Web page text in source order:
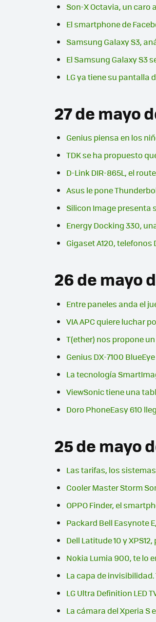
Son-X Octavia, un caro
El smartphone de
Samsung Galaxy S3,
El Samsung Galaxy S3
LG ya tiene su pantalla
27 de mayo
Genius piensa en los
TDK se ha propuesto
D-Link DIR-865L, el
Asus le pone
Silicon Image presenta
Energy Docking 330,
Gigaset A120,
26 de mayo
Entre paneles anda el
VIA APC quiere luchar
T(ether) nos propone
Genius DX-7100
La tecnología
ViewSonic tiene una
Doro PhoneEasy 610
25 de mayo
Las tarifas, los
Cooler Master Storm
OPPO Finder, el
Packard Bell Easynote
Dell Latitude 10 y
Nokia Lumia 900, te lo
La capa de
LG Ultra Definition LED
La cámara del Xperia S